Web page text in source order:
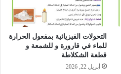
التحولات الفيزيائية بمفعول الحرارة
للماء في قارورة و للشمعة و
قطعة الشكلاطة
أبريل 22, 2026